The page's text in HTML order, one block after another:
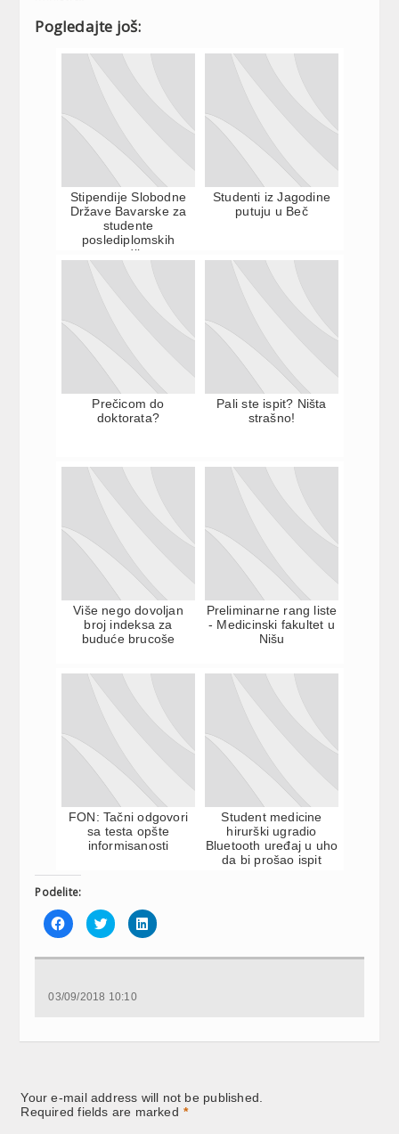
Pogledajte još:
Stipendije Slobodne
Države Bavarske za
studente
poslediplomskih
studija
Studenti iz Jagodine
putuju u Beč
Prečicom do
doktorata?
Pali ste ispit? Ništa
strašno!
Više nego dovoljan
broj indeksa za
buduće brucoše
Preliminarne rang liste
- Medicinski fakultet u
Nišu
FON: Tačni odgovori
sa testa opšte
informisanosti
Student medicine
hirurški ugradio
Bluetooth uređaj u uho
da bi prošao ispit
Podelite:
Click
to
share
Facebook
new
Click
to
share
Twitter
new
Click
to
LinkedIn
03/09/2018 10:10
Your e-mail address will not be published.
Required fields are marked *